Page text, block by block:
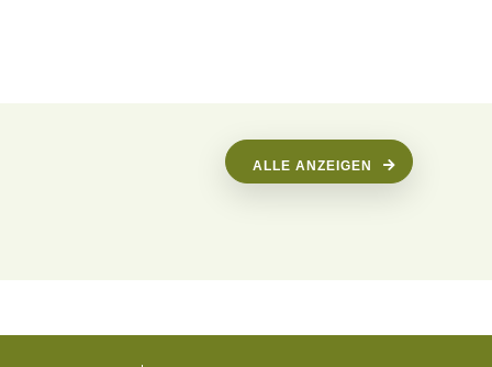
ALLE ANZEIGEN